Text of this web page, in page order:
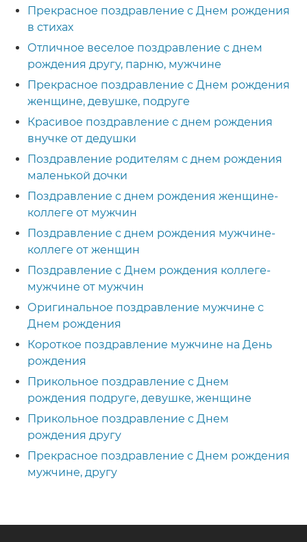
Прекрасное поздравление с Днем рождения
в стихах
Отличное веселое поздравление с днем
рождения другу, парню, мужчине
Прекрасное поздравление с Днем рождения
женщине, девушке, подруге
Красивое поздравление с днем рождения
внучке от дедушки
Поздравление родителям с днем рождения
маленькой дочки
Поздравление с днем рождения женщине-
коллеге от мужчин
Поздравление с днем рождения мужчине-
коллеге от женщин
Поздравление с Днем рождения коллеге-
мужчине от мужчин
Оригинальное поздравление мужчине с
Днем рождения
Короткое поздравление мужчине на День
рождения
Прикольное поздравление с Днем
рождения подруге, девушке, женщине
Прикольное поздравление с Днем
рождения другу
Прекрасное поздравление с Днем рождения
мужчине, другу